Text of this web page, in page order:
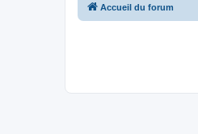
Accueil du forum